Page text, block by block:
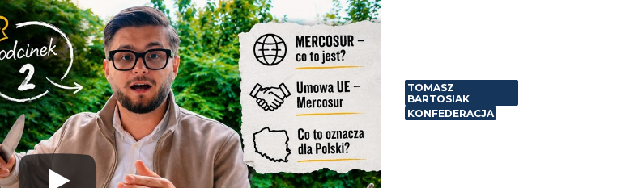
TOMASZ
BARTOSIAK
KONFEDERACJA